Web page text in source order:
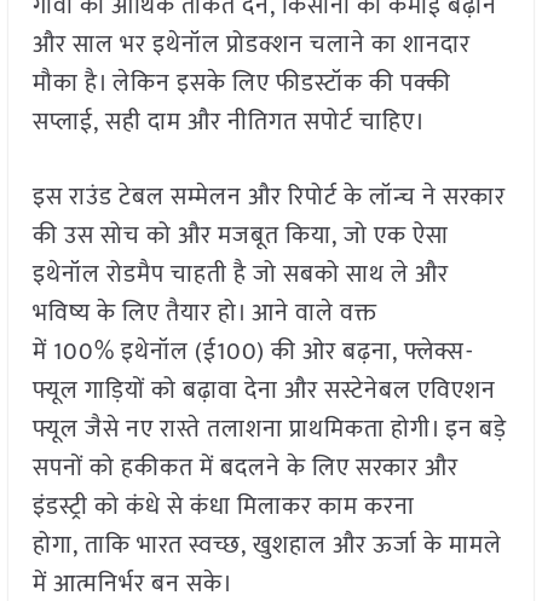
और साल भर इथेनॉल प्रोडक्शन चलाने का शानदार
मौका है। लेकिन इसके लिए फीडस्टॉक की पक्की
सप्लाई, सही दाम और नीतिगत सपोर्ट चाहिए।
इस राउंड टेबल सम्मेलन और रिपोर्ट के लॉन्च ने सरकार
की उस सोच को और मजबूत किया, जो एक ऐसा
इथेनॉल रोडमैप चाहती है जो सबको साथ ले और
भविष्य के लिए तैयार हो। आने वाले वक्त
में 100% इथेनॉल (ई100) की ओर बढ़ना, फ्लेक्स-
फ्यूल गाड़ियों को बढ़ावा देना और सस्टेनेबल एविएशन
फ्यूल जैसे नए रास्ते तलाशना प्राथमिकता होगी। इन बड़े
सपनों को हकीकत में बदलने के लिए सरकार और
इंडस्ट्री को कंधे से कंधा मिलाकर काम करना
होगा, ताकि भारत स्वच्छ, खुशहाल और ऊर्जा के मामले
में आत्मनिर्भर बन सके।